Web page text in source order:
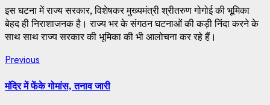
इस घटना में राज्य सरकार, विशेषकर मुख्यमंत्री श्रीतरुण गोगोई की भूमिका
बेहद ही निराशाजनक है। राज्य भर के संगठन घटनाओं की कड़ी निंदा करने के
साथ साथ राज्य सरकार की भूमिका की भी आलोचना कर रहे हैं।
Continue
Reading
Previous
मंदिर में फेंके गोमांस, तनाव जारी